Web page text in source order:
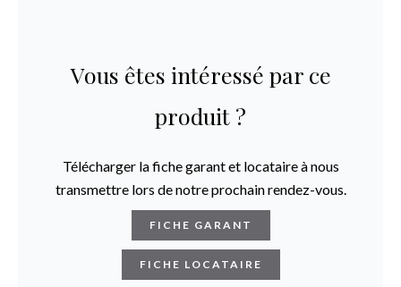
Vous êtes intéressé par ce
produit ?
Télécharger la fiche garant et locataire à nous
transmettre lors de notre prochain rendez-vous.
FICHE GARANT
FICHE LOCATAIRE